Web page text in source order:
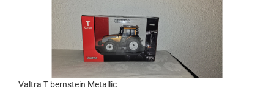
Valtra T bernstein Metallic